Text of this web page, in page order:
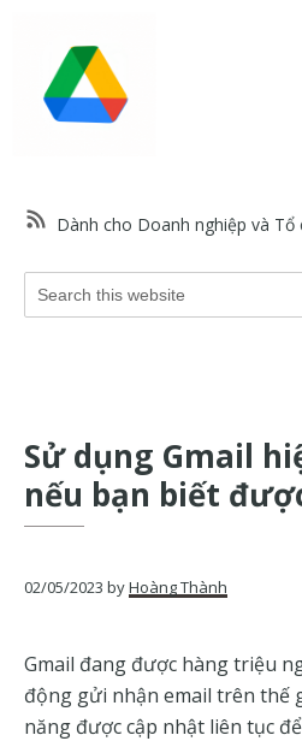
content
footer
web
hỗ
trợ
Google
các
sản
phẩm
Google
Dành cho Doanh nghiệp và Tổ
Search
this
Sử dụng Gmail
nếu bạn biết
02/05/2023 byHoàng Thành
Gmail đang được hàng triệu
động gửi nhận email trên thế
năng được cập nhật liên tục